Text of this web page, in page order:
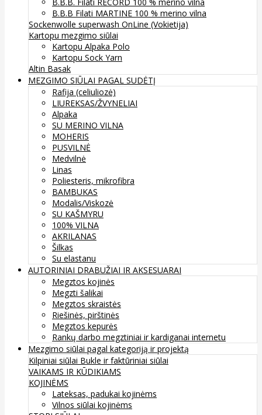
B.B.B Filati MARTINE 100 % merino vilna
Sockenwolle superwash OnLine (Vokietija)
Kartopu mezgimo siūlai
Kartopu Alpaka Polo
Kartopu Sock Yarn
Altin Basak
MEZGIMO SIŪLAI PAGAL SUDĖTĮ
Rafija (celiuliozė)
LIUREKSAS/ŽVYNELIAI
Alpaka
SU MERINO VILNA
MOHERIS
PUSVILNĖ
Medvilnė
Linas
Poliesteris, mikrofibra
BAMBUKAS
Modalis/Viskozė
SU KAŠMYRU
100% VILNA
AKRILANAS
Šilkas
Su elastanu
AUTORINIAI DRABUŽIAI IR AKSESUARAI
Megztos kojinės
Megzti šalikai
Megztos skraistės
Riešinės, pirštinės
Megztos kepurės
Rankų darbo megztiniai ir kardiganai internetu
Mezgimo siūlai pagal kategoriją ir projektą
Kilpiniai siūlai Bukle ir faktūriniai siūlai
VAIKAMS IR KŪDIKIAMS
KOJINĖMS
Lateksas, padukai kojinėms
Vilnos siūlai kojinėms